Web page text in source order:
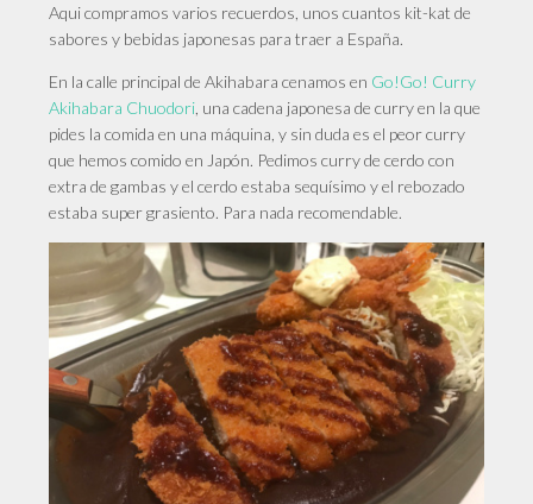
Aqui compramos varios recuerdos, unos cuantos kit-kat de
sabores y bebidas japonesas para traer a España.
En la calle principal de Akihabara cenamos en Go!Go! Curry
Akihabara Chuodori , una cadena japonesa de curry en la que
pides la comida en una máquina, y sin duda es el peor curry
que hemos comido en Japón. Pedimos curry de cerdo con
extra de gambas y el cerdo estaba sequísimo y el rebozado
estaba super grasiento. Para nada recomendable.